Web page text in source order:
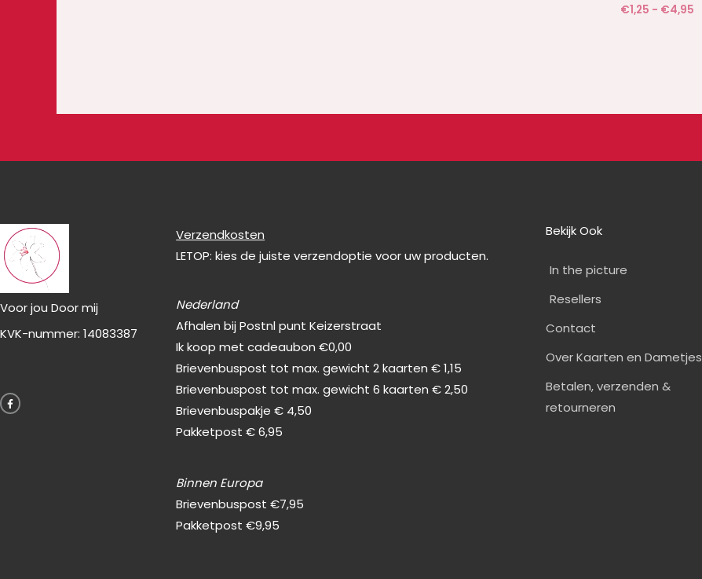
€1,25 - €4,95
Voor jou Door mij
KVK-nummer: 14083387
a
c
e
Verzendkosten
LETOP: kies de juiste verzendoptie voor uw producten.
Nederland
Afhalen bij Postnl punt Keizerstraat
Ik koop met cadeaubon €0,00
Brievenbuspost tot max. gewicht 2 kaarten € 1,15
Brievenbuspost tot max. gewicht 6 kaarten € 2,50
Brievenbuspakje € 4,50
Pakketpost € 6,95
Binnen Europa
Brievenbuspost €7,95
Pakketpost €9,95
Bekijk Ook
In the picture
Resellers
Contact
Over Kaarten en Dametjes
Betalen, verzenden &
retourneren